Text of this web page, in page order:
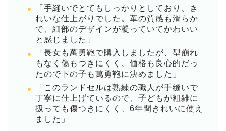
「手縫いでとてもしっかりとしており、き
れいな仕上がりでした。革の質感も滑らか
で、細部のデザインが凝っていてかわいい
と感じました」
「長女も萬勇鞄で購入しましたが、型崩れ
もなく傷もつきにくく、価格も良心的だっ
たので下の子も萬勇鞄に決めました」
「このランドセルは熟練の職人が手縫いで
丁寧に仕上げているので、子どもが粗雑に
扱っても傷つきにくく、6年間きれいに使え
ました」